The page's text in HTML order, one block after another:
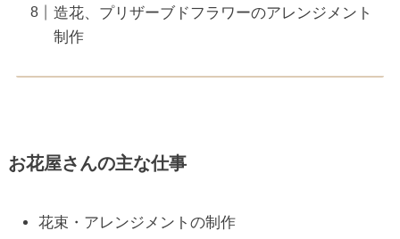
造花、プリザーブドフラワーのアレンジメント
制作
お花屋さんの主な仕事
花束・アレンジメントの制作